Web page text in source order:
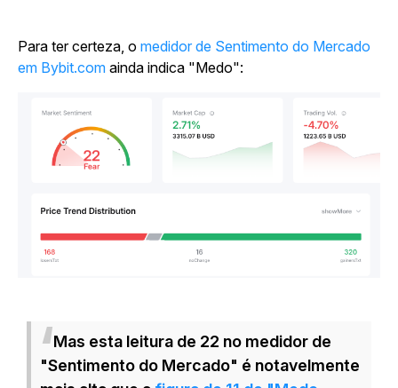
Para ter certeza, o medidor de Sentimento do Mercado
em Bybit.com ainda indica "Medo":
Mas esta leitura de 22 no medidor de
"Sentimento do Mercado" é notavelmente